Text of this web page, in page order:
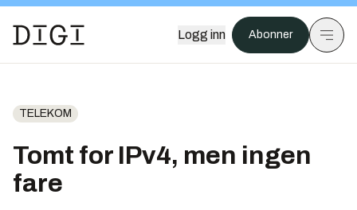
Logg inn Abonner
TELEKOM
Tomt for IPv4, men ingen
fare